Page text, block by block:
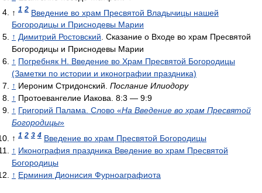
↑ 1 2 Введение во храм Пресвятой Владычицы нашей
Богородицы и Приснодевы Марии
↑ Димитрий Ростовский. Сказание о Входе во храм Пресвятой
Богородицы и Приснодевы Марии
↑ Погребняк Н. Введение во Храм Пресвятой Богородицы
(Заметки по истории и иконографии праздника)
↑ Иероним Стридонский. Послание Илиодору
↑ Протоевангелие Иакова. 8:3 — 9:9
↑ Григорий Палама. Слово «На Введение во храм Пресвятой
Богородицы»
↑ 1 2 3 4 Введение во храм Пресвятой Богородицы
↑ Иконография праздника Введение во храм Пресвятой
Богородицы
↑ Ерминия Дионисия Фурноаграфиота